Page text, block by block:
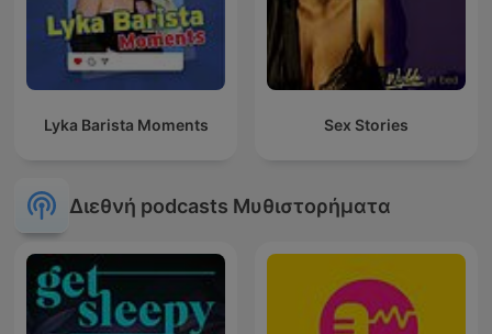
Lyka Barista Moments Sex Stories
Διεθνή podcasts Μυθιστορήματα